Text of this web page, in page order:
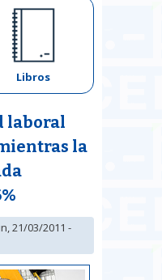
Libros
laboral
la
21/03/2011 -